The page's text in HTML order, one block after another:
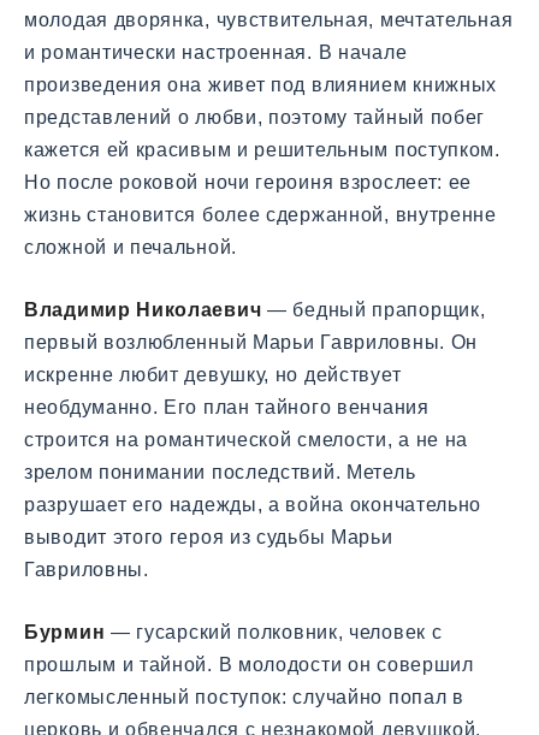
молодая дворянка, чувствительная, мечтательная
и романтически настроенная. В начале
произведения она живет под влиянием книжных
представлений о любви, поэтому тайный побег
кажется ей красивым и решительным поступком.
Но после роковой ночи героиня взрослеет: ее
жизнь становится более сдержанной, внутренне
сложной и печальной.
Владимир Николаевич — бедный прапорщик,
первый возлюбленный Марьи Гавриловны. Он
искренне любит девушку, но действует
необдуманно. Его план тайного венчания
строится на романтической смелости, а не на
зрелом понимании последствий. Метель
разрушает его надежды, а война окончательно
выводит этого героя из судьбы Марьи
Гавриловны.
Бурмин — гусарский полковник, человек с
прошлым и тайной. В молодости он совершил
легкомысленный поступок: случайно попал в
церковь и обвенчался с незнакомой девушкой.